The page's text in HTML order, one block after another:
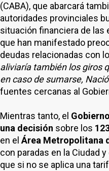
(CABA), que abarcará
autoridades provinciales
situación financiera de las
que han manifestado
deudas relacionadas con
aliviaría también los giros
en caso de sumarse,
fuentes cercanas al
Mientras tanto, el Gobierno
una decisión sobre los
en el Área Metropolitana
con paradas en la Ciudad
que si no se aplica una